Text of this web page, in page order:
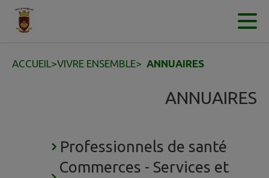
Contenu
ACCUEIL>VIVRE ENSEMBLE> ANNUAIRES
ANNUAIRES
Professionnels de santé
Commerces - Services et